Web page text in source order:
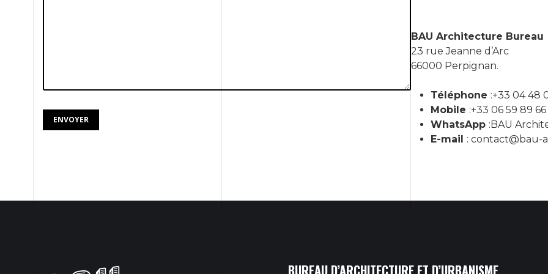
BAU Architecture Bureau
23 rue Jeanne d’Arc
66000 Perpignan.
Téléphone :+33 04 48
Mobile :+33 06 59 89
WhatsApp :BAU
E-mail : contact@bau-
BUREAU D’ARCHITECTURE ET D’URBANISME
BLOG